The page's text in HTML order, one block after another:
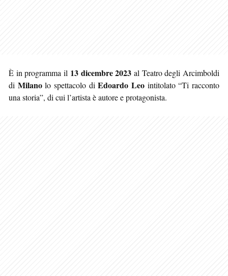
È in programma il 13 dicembre 2023 al Teatro degli Arcimboldi
di Milanolo spettacolo diEdoardo Leo intitolato “Ti racconto
una storia”, di cui l’artista è autore e protagonista.